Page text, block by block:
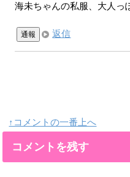
海未ちゃんの私服、大人っ
通報 返信
↑コメントの一番上へ
コメントを残す